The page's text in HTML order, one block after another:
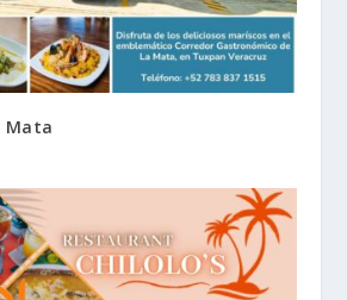
Mata